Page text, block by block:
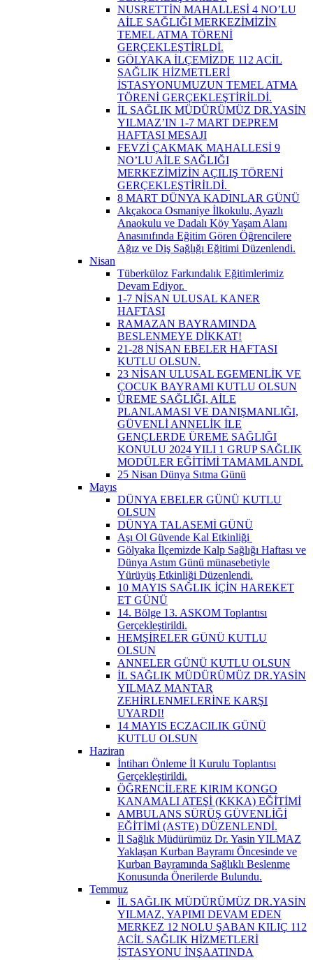
NUSRETTİN MAHALLESİ 4 NO’LU
AİLE SAĞLIĞI MERKEZİMİZİN
TEMEL ATMA TÖRENİ
GERÇEKLEŞTİRLDİ.
GÖLYAKA İLÇEMİZDE 112 ACİL
SAĞLIK HİZMETLERİ
İSTASYONUMUZUN TEMEL ATMA
TÖRENİ GERÇEKLEŞTİRİLDİ.
İL SAĞLIK MÜDÜRÜMÜZ DR.YASİN
YILMAZ’IN 1-7 MART DEPREM
HAFTASI MESAJI
FEVZİ ÇAKMAK MAHALLESİ 9
NO’LU AİLE SAĞLIĞI
MERKEZİMİZİN AÇILIŞ TÖRENİ
GERÇEKLEŞTİRİLDİ. ​
8 MART DÜNYA KADINLAR GÜNÜ
Akçakoca Osmaniye İlkokulu, Ayazlı
Anaokulu ve Dadalı Köy Yaşam Alanı
Anasınıfında Eğitim Gören Öğrencilere
Ağız ve Diş Sağlığı Eğitimi Düzenlendi.
Nisan
Tüberküloz Farkındalık Eğitimlerimiz
Devam Ediyor. ​
1-7 NİSAN ULUSAL KANER
HAFTASI
RAMAZAN BAYRAMINDA
BESLENMEYE DİKKAT!
21-28 NİSAN EBELER HAFTASI
KUTLU OLSUN.
23 NİSAN ULUSAL EGEMENLİK VE
ÇOCUK BAYRAMI KUTLU OLSUN
ÜREME SAĞLIĞI, AİLE
PLANLAMASI VE DANIŞMANLIĞI,
GÜVENLİ ANNELİK İLE
GENÇLERDE ÜREME SAĞLIĞI
KONULU 2024 YILI 1 GRUP SAĞLIK
MODÜLER EĞİTİMİ TAMAMLANDI.
25 Nisan Dünya Sıtma Günü
Mayıs
DÜNYA EBELER GÜNÜ KUTLU
OLSUN
DÜNYA TALASEMİ GÜNÜ
Aşı Ol Güvende Kal Etkinliği ​
Gölyaka İlçemizde Kalp Sağlığı Haftası ve
Dünya Astım Günü münasebetiyle
Yürüyüş Etkinliği Düzenlendi.
10 MAYIS SAĞLIK İÇİN HAREKET
ET GÜNÜ
14. Bölge 13. ASKOM Toplantısı
Gerçekleştirildi.
HEMŞİRELER GÜNÜ KUTLU
OLSUN
ANNELER GÜNÜ KUTLU OLSUN
İL SAĞLIK MÜDÜRÜMÜZ DR.YASİN
YILMAZ MANTAR
ZEHİRLENMELERİNE KARŞI
UYARDI!
14 MAYIS ECZACILIK GÜNÜ
KUTLU OLSUN
Haziran
İntiharı Önleme İl Kurulu Toplantısı
Gerçekleştirildi.
ÖĞRENCİLERE KIRIM KONGO
KANAMALI ATEŞİ (KKKA) EĞİTİMİ
AMBULANS SÜRÜŞ GÜVENLİĞİ
EĞİTİMİ (ASTE) DÜZENLENDİ.
İl Sağlık Müdürümüz Dr. Yasin YILMAZ
Yaklaşan Kurban Bayramı Öncesinde ve
Kurban Bayramında Sağlıklı Beslenme
Konusunda Önerilerde Bulundu.
Temmuz
İL SAĞLIK MÜDÜRÜMÜZ DR.YASİN
YILMAZ, YAPIMI DEVAM EDEN
MERKEZ 12 NOLU ŞABAN KILIÇ 112
ACİL SAĞLIK HİZMETLERİ
İSTASYONU İNŞAATINDA